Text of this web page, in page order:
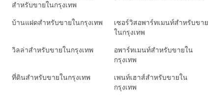
สำหรับขายในกรุงเทพ
บ้านแฝดสำหรับขายในกรุงเทพ
เซอร์วิสอพาร์ทเมนท์สำหรับขาย
ในกรุงเทพ
วิลล่าสำหรับขายในกรุงเทพ
อพาร์ทเมนท์สำหรับขายใน
กรุงเทพ
ที่ดินสำหรับขายในกรุงเทพ
เพนท์เฮาส์สำหรับขายใน
กรุงเทพ